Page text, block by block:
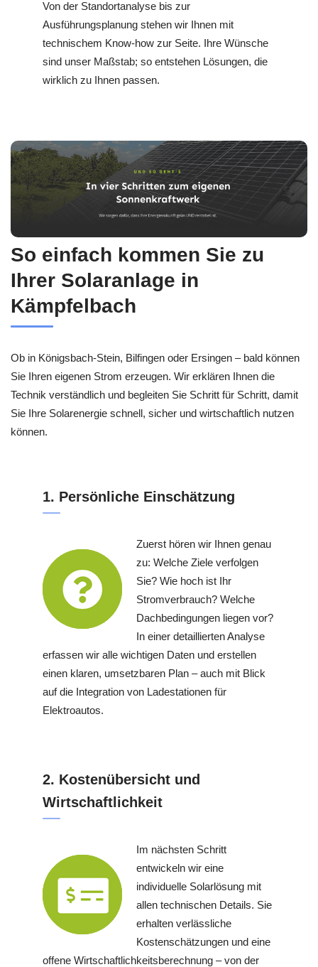
Von der Standortanalyse bis zur
Ausführungsplanung stehen wir Ihnen mit
technischem Know-how zur Seite. Ihre Wünsche
sind unser Maßstab; so entstehen Lösungen, die
wirklich zu Ihnen passen.
So einfach kommen Sie zu
Ihrer Solaranlage in
Kämpfelbach
Ob in Königsbach-Stein, Bilfingen oder Ersingen – bald können
Sie Ihren eigenen Strom erzeugen. Wir erklären Ihnen die
Technik verständlich und begleiten Sie Schritt für Schritt, damit
Sie Ihre Solarenergie schnell, sicher und wirtschaftlich nutzen
können.
1. Persönliche Einschätzung
Zuerst hören wir Ihnen genau
zu: Welche Ziele verfolgen
Sie? Wie hoch ist Ihr
Stromverbrauch? Welche
Dachbedingungen liegen vor?
In einer detaillierten Analyse
erfassen wir alle wichtigen Daten und erstellen
einen klaren, umsetzbaren Plan – auch mit Blick
auf die Integration von Ladestationen für
Elektroautos.
2. Kostenübersicht und
Wirtschaftlichkeit
Im nächsten Schritt
entwickeln wir eine
individuelle Solarlösung mit
allen technischen Details. Sie
erhalten verlässliche
Kostenschätzungen und eine
offene Wirtschaftlichkeitsberechnung – von der